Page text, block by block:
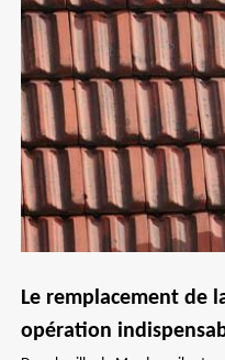
Le remplacement de
opération